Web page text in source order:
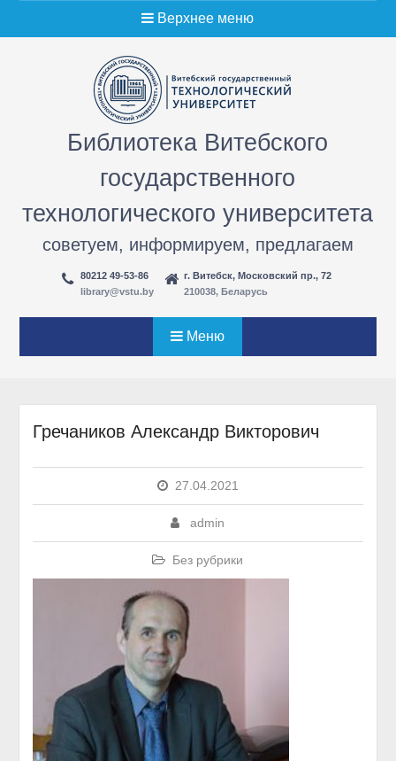
к
содержимому
Верхнее меню
Библиотека Витебского
государственного
технологического университета
советуем, информируем, предлагаем
80212 49-53-86
library@vstu.by
г. Витебск, Московский пр., 72
210038, Беларусь
Меню
Гречаников Александр Викторович
27.04.2021
admin
Без рубрики